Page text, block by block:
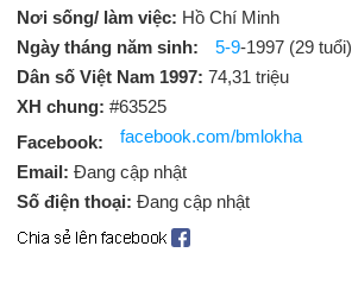
Nơi sống/ làm việc: Hồ Chí Minh
Ngày tháng năm sinh:
5-9-1997 (29 tuổi)
Dân số Việt Nam 1997: 74,31 triệu
XH chung: #63525
Facebook:
facebook.com/bmlokha
Email: Đang cập nhật
Số điện thoại: Đang cập nhật